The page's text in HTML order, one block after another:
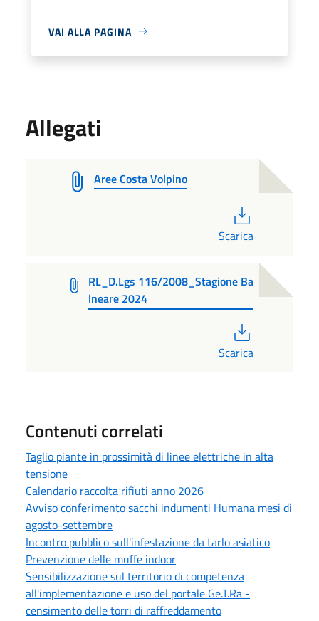
VAI ALLA PAGINA
Allegati
Aree Costa Volpino
Scarica
RL_D.Lgs 116/2008_Stagione Ba
lneare 2024
Scarica
Contenuti correlati
Taglio piante in prossimità di linee elettriche in alta
tensione
Calendario raccolta rifiuti anno 2026
Avviso conferimento sacchi indumenti Humana mesi di
agosto-settembre
Incontro pubblico sull'infestazione da tarlo asiatico
Prevenzione delle muffe indoor
Sensibilizzazione sul territorio di competenza
all'implementazione e uso del portale Ge.T.Ra -
censimento delle torri di raffreddamento